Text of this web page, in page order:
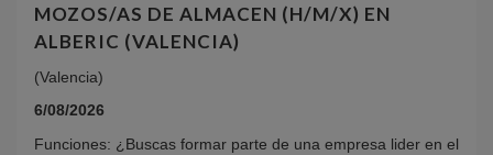
MOZOS/AS DE ALMACEN (H/M/X) EN
ALBERIC (VALENCIA)
(Valencia)
6/08/2026
Funciones: ¿Buscas formar parte de una empresa lider en el